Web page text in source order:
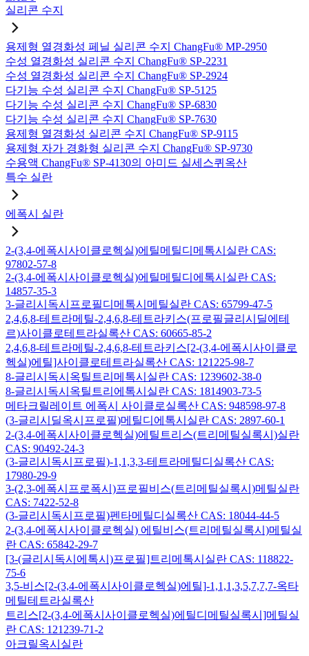
실리콘 수지
용제형 열경화성 페닐 실리콘 수지 ChangFu® MP-2950
수성 열경화성 실리콘 수지 ChangFu® SP-2231
수성 열경화성 실리콘 수지 ChangFu® SP-2924
다기능 수성 실리콘 수지 ChangFu® SP-5125
다기능 수성 실리콘 수지 ChangFu® SP-6830
다기능 수성 실리콘 수지 ChangFu® SP-7630
용제형 열경화성 실리콘 수지 ChangFu® SP-9115
용제형 자가 경화형 실리콘 수지 ChangFu® SP-9730
수용액 ChangFu® SP-4130의 아미드 실세스퀴옥산
특수 실란
에폭시 실란
2-(3,4-에폭시사이클로헥실)에틸메틸디메톡시실란 CAS:
97802-57-8
2-(3,4-에폭시사이클로헥실)에틸메틸디에톡시실란 CAS:
14857-35-3
3-글리시독시프로필디메톡시메틸실란 CAS: 65799-47-5
2,4,6,8-테트라메틸-2,4,6,8-테트라키스(프로필글리시딜에테
르)사이클로테트라실록산 CAS: 60665-85-2
2,4,6,8-테트라메틸-2,4,6,8-테트라키스[2-(3,4-에폭시사이클로
헥실)에틸]사이클로테트라실록산 CAS: 121225-98-7
8-글리시독시옥틸트리메톡시실란 CAS: 1239602-38-0
8-글리시독시옥틸트리에톡시실란 CAS: 1814903-73-5
메타크릴레이트 에폭시 사이클로실록산 CAS: 948598-97-8
(3-글리시딜옥시프로필)메틸디에톡시실란 CAS: 2897-60-1
2-(3,4-에폭시사이클로헥실)에틸트리스(트리메틸실록시)실란
CAS: 90492-24-3
(3-글리시독시프로필)-1,1,3,3-테트라메틸디실록산 CAS:
17980-29-9
3-(2,3-에폭시프로폭시)프로필비스(트리메틸실록시)메틸실란
CAS: 7422-52-8
(3-글리시독시프로필)펜타메틸디실록산 CAS: 18044-44-5
2-(3,4-에폭시사이클로헥실) 에틸비스(트리메틸실록시)메틸실
란 CAS: 65842-29-7
[3-(글리시독시에톡시)프로필]트리메톡시실란 CAS: 118822-
75-6
3,5-비스[2-(3,4-에폭시사이클로헥실)에틸]-1,1,1,3,5,7,7,7-옥타
메틸테트라실록산
트리스[2-(3,4-에폭시사이클로헥실)에틸디메틸실록시]메틸실
란 CAS: 121239-71-2
아크릴옥시실란